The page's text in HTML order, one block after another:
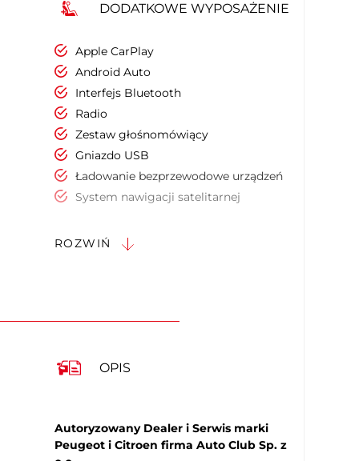
DODATKOWE WYPOSAŻENIE
Apple CarPlay
Android Auto
Interfejs Bluetooth
Radio
Zestaw głośnomówiący
Gniazdo USB
Ładowanie bezprzewodowe urządzeń
System nawigacji satelitarnej
Podgrzewany fotel pasażera
Kierownica ze sterowaniem radia
Kierownica ogrzewana
Elektryczne szyby przednie
Elektryczne szyby tylne
ROZWIŃ
OPIS
Autoryzowany Dealer i Serwis marki
Peugeot i Citroen firma Auto Club Sp. z